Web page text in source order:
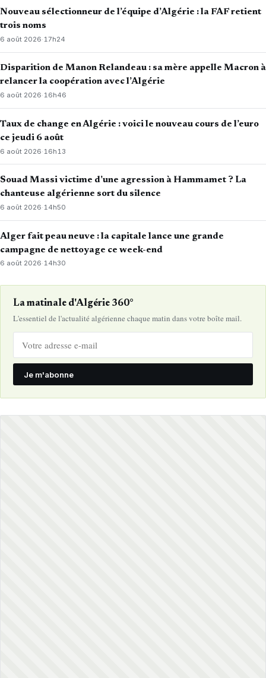
Nouveau sélectionneur de l’équipe d’Algérie : la FAF retient
trois noms
6 août 2026·17h24
Disparition de Manon Relandeau : sa mère appelle Macron à
relancer la coopération avec l’Algérie
6 août 2026·16h46
Taux de change en Algérie : voici le nouveau cours de l’euro
ce jeudi 6 août
6 août 2026· 16h13
Souad Massi victime d’une agression à Hammamet ? La
chanteuse algérienne sort du silence
6 août 2026·14h50
Alger fait peau neuve : la capitale lance une grande
campagne de nettoyage ce week-end
6 août 2026·14h30
La matinale d'Algérie 360°
L'essentiel de l'actualité algérienne chaque matin dans votre boîte mail.
Je m'abonne